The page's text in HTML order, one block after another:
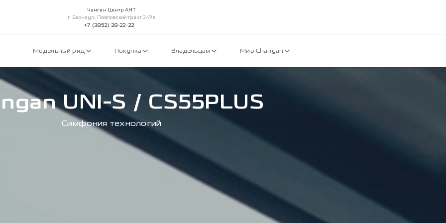
Чанган Центр АНТ
г.Барнаул, Павловский тракт 249е
+7 (3852) 28-22-22
Модельный ряд Покупка Владельцам Мир Changan
UNI-S / CS55PLUS
Симфония технологий